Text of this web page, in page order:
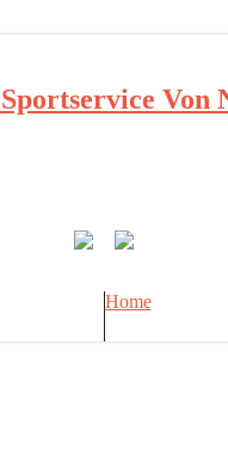
Von
Home